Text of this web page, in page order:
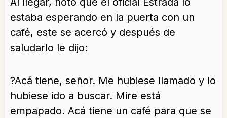
estaba esperando en la puerta con un
café, este se acercó y después de
saludarlo le dijo:
?Acá tiene, señor. Me hubiese llamado y lo
hubiese ido a buscar. Mire está
empapado. Acá tiene un café para que se